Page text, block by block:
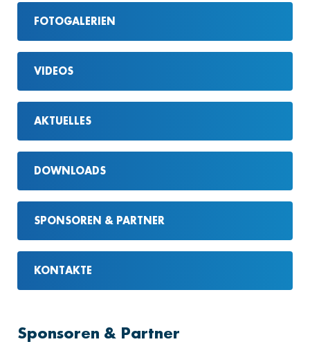
FOTOGALERIEN
VIDEOS
AKTUELLES
DOWNLOADS
SPONSOREN & PARTNER
KONTAKTE
Sponsoren & Partner